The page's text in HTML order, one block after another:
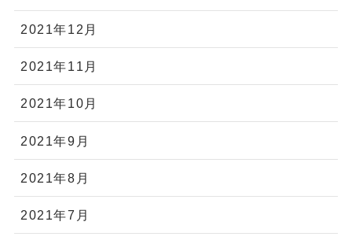
2021年12月
2021年11月
2021年10月
2021年9月
2021年8月
2021年7月